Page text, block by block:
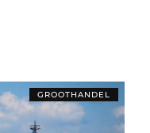
GROOTHANDEL